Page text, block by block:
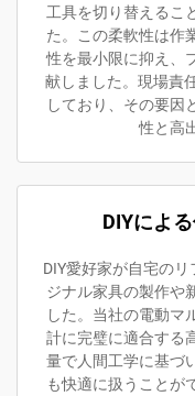
工具を切り替えるこ
た。この柔軟性は作
性を最小限に抑え、
献しました。現場責
しており、その要因
性と高
DIYによ
DIY愛好家が自宅の
ジナル家具の製作や
した。当社の電動マ
計に完璧に適合する
量で人間工学に基づ
も快適に扱うことが